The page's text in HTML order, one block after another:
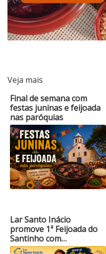
Veja mais
Final de semana com
festas juninas e feijoada
nas paróquias
Lar Santo Inácio
promove 1ª Feijoada do
Santinho com…